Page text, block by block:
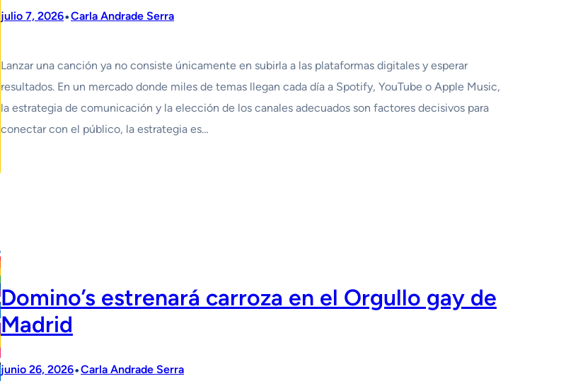
julio 7, 2026•Carla Andrade Serra
Lanzar una canción ya no consiste únicamente en subirla a las plataformas digitales y esperar
resultados. En un mercado donde miles de temas llegan cada día a Spotify, YouTube o Apple Music,
la estrategia de comunicación y la elección de los canales adecuados son factores decisivos para
conectar con el público, la estrategia es…
Domino’s estrenará carroza en el Orgullo gay de
Madrid
junio 26, 2026•Carla Andrade Serra